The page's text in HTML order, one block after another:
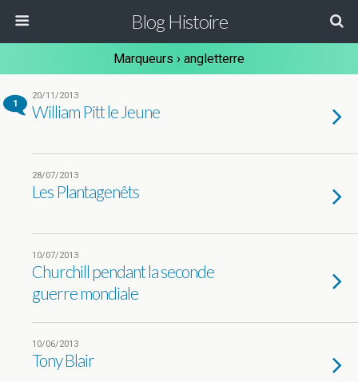
Blog Histoire
Marqueurs › angletterre
1
20/11/2013
William Pitt le Jeune
28/07/2013
Les Plantagenêts
10/07/2013
Churchill pendant la seconde
guerre mondiale
10/06/2013
Tony Blair